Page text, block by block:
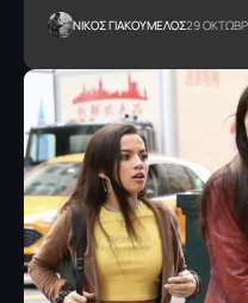
NΙΚΟΣ ΓΙΑΚΟΥΜΕΛΟΣ29